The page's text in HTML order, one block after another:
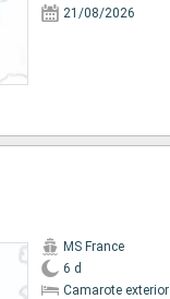
21/08/2026
MS France
6 d
Camarote exterior